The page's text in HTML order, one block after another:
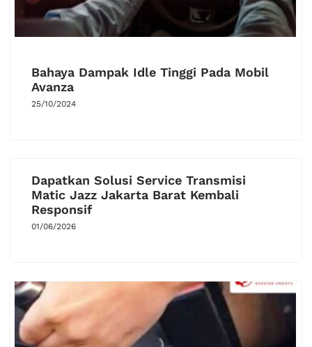
Bahaya Dampak Idle Tinggi Pada Mobil
Avanza
25/10/2024
Dapatkan Solusi Service Transmisi
Matic Jazz Jakarta Barat Kembali
Responsif
01/06/2026